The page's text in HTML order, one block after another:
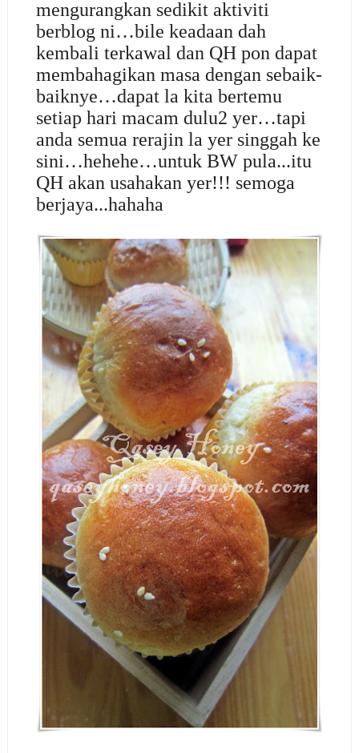
mengurangkan sedikit aktiviti
berblog ni…bile keadaan dah
kembali terkawal dan QH pon dapat
membahagikan masa dengan sebaik-
baiknye…dapat la kita bertemu
setiap hari macam dulu2 yer…tapi
anda semua rerajin la yer singgah ke
sini…hehehe…untuk BW pula...itu
QH akan usahakan yer!!! semoga
berjaya...hahaha